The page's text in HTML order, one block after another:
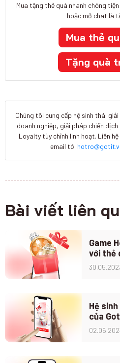
Mua tặng thẻ quà nhanh chóng
hoặc mở chat là
Mua thẻ
Tặng quà
Chúng tôi cung cấp hệ sinh thái
doanh nghiệp, giải pháp chiến
Loyalty tùy chỉnh linh hoạt. Liên
email tới
Bài viết liên
Game
với thẻ
Hệ
của